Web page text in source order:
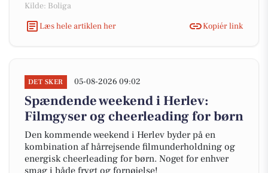
Kilde: Boliga
Læs hele artiklen her
Kopiér link
DET SKER 05-08-2026 09:02
Spændende weekend i Herlev:
Filmgyser og cheerleading for børn
Den kommende weekend i Herlev byder på en
kombination af hårrejsende filmunderholdning og
energisk cheerleading for børn. Noget for enhver
smag i både frygt og fornøjelse!